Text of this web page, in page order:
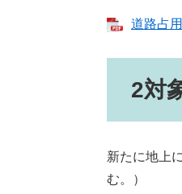
道路占
2対
新たに地上
む。）